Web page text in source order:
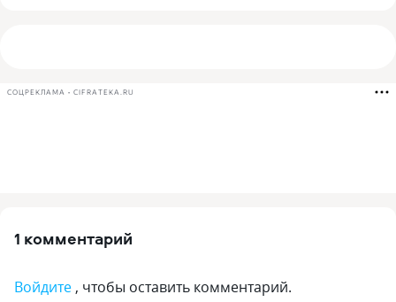
СОЦРЕКЛАМА • CIFRATEKA.RU
1 комментарий
Войдите , чтобы оставить комментарий.